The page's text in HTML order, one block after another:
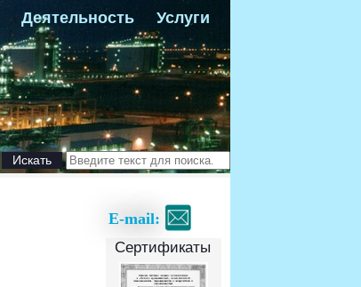
Деятельность Услуги
Искать
E-mail:
Сертификаты